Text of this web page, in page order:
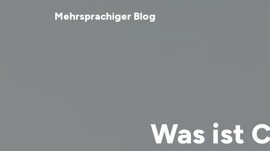
Mehrsprachiger Blog
Was ist